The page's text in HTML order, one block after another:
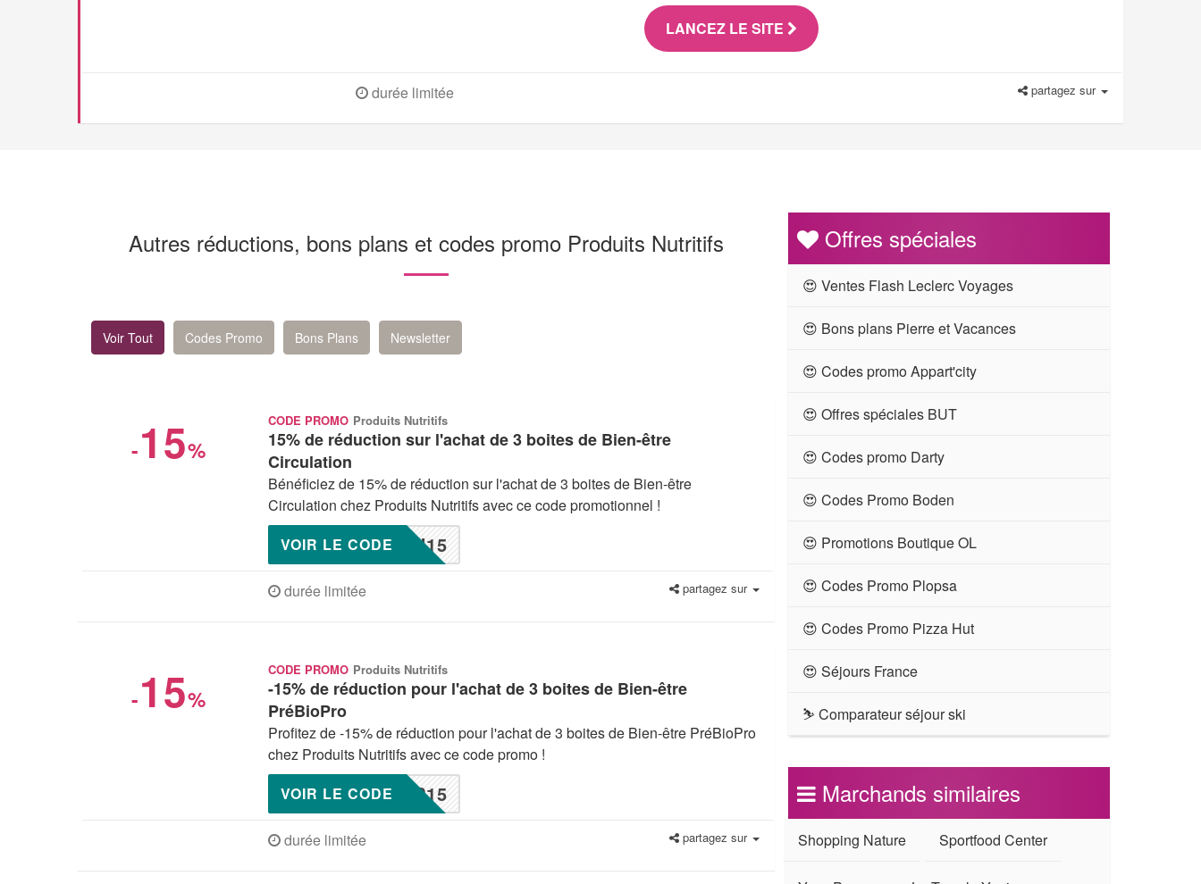
LANCEZ LE SITE
durée limitée partagez sur
Autres réductions, bons plans et codes promo Produits Nutritifs
Voir Tout Codes Promo Bons Plans Newsletter
-15%
CODE PROMO Produits Nutritifs
15% de réduction sur l'achat de 3 boites de Bien-être
Circulation
Bénéficiez de 15% de réduction sur l'achat de 3 boites de Bien-être
Circulation chez Produits Nutritifs avec ce code promotionnel !
U15
VOIR LE CODE
durée limitée partagez sur
-15%
CODE PROMO Produits Nutritifs
-15% de réduction pour l'achat de 3 boites de Bien-être
PréBioPro
Profitez de -15% de réduction pour l'achat de 3 boites de Bien-être PréBioPro
chez Produits Nutritifs avec ce code promo !
P15
VOIR LE CODE
durée limitée partagez sur
Offres spéciales
😍 Ventes Flash Leclerc Voyages
😍 Bons plans Pierre et Vacances
😍 Codes promo Appart'city
😍 Offres spéciales BUT
😍 Codes promo Darty
😍 Codes Promo Boden
😍 Promotions Boutique OL
😍 Codes Promo Plopsa
😍 Codes Promo Pizza Hut
😍 Séjours France
⛷ Comparateur séjour ski
Marchands similaires
Shopping Nature Sportfood Center